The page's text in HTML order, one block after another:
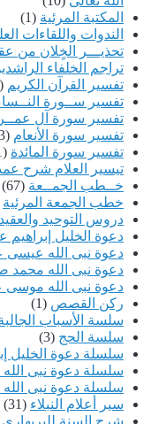
المكتبة المرئية (1)
الندوات واللقاءات
تحذيـــر الخٍلان من
تراجم الخلفاء
تفسير القرآن الكريم (4)
تفسير ســورة
تفسير سورة آل
تفسير سورة الأنعام (73)
تفسير سورة المائدة (51)
تيسير العلام شرح
خــطب الجمــعة (67)
خطب الجمعة المرئية
دروس التوحيد
دعوة الخليل إبراهيم
دعوة نبى الله عيسى
دعوة نبى الله محمد
دعوة نبى الله موسى
ركن القصص (1)
سلسة الأسباب
سلسة الحج (3)
سلسلة دعوة الخليل
سلسلة دعوة نبى الله
سلسلة دعوة نبى الله
سير أعلام النبلاء (31)
شرح السنة